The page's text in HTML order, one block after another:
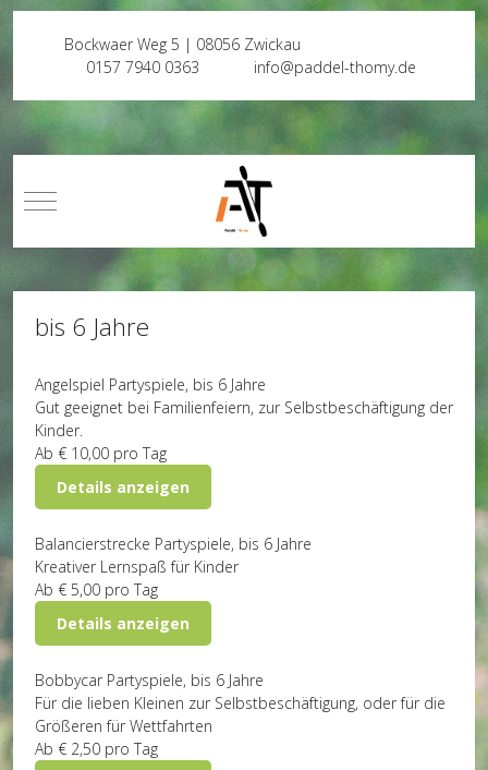
Bockwaer Weg 5 | 08056 Zwickau
0157 7940 0363
info@paddel-thomy.de
Mobile Menu Toggle
bis 6 Jahre
Angelspiel Partyspiele, bis 6 Jahre
Gut geeignet bei Familienfeiern, zur Selbstbeschäftigung der
Kinder.
Ab € 10,00 pro Tag
Details anzeigen
Balancierstrecke Partyspiele, bis 6 Jahre
Kreativer Lernspaß für Kinder
Ab € 5,00 pro Tag
Details anzeigen
Bobbycar Partyspiele, bis 6 Jahre
Für die lieben Kleinen zur Selbstbeschäftigung, oder für die
Größeren für Wettfahrten
Ab € 2,50 pro Tag